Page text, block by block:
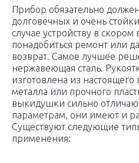
Прибор обязательно
долговечных и очень
случае устройству в
понадобиться ремонт или
возврат. Самое лучшее
нержавеющая сталь.
изготовлена из
металла или прочного
выкидушки сильно
параметрам, они имеют и
Существуют следующие
применения: